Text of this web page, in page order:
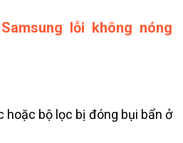
lỗi không nóng
hoặc bộ lọc bị đóng bụi bẩn ở